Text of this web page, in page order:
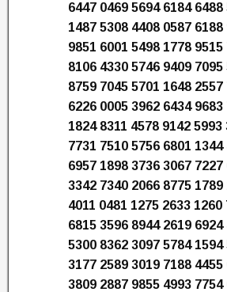
6447 0469 5694 6184 6488
1487 5308 4408 0587 6188
9851 6001 5498 1778 9515
8106 4330 5746 9409 7095
8759 7045 5701 1648 2557
6226 0005 3962 6434 9683
1824 8311 4578 9142 5993
7731 7510 5756 6801 1344
6957 1898 3736 3067 7227
3342 7340 2066 8775 1789
4011 0481 1275 2633 1260
6815 3596 8944 2619 6924
5300 8362 3097 5784 1594
3177 2589 3019 7188 4455
3809 2887 9855 4993 7754